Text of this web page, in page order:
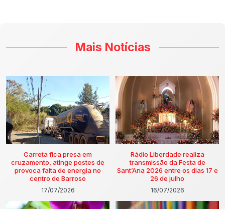
Mais Notícias
Carreta fica presa em
cruzamento, atinge postes de
provoca falta de energia no
centro de Barroso
17/07/2026
Rádio Liberdade realiza
transmissão da Festa de
Sant’Ana 2026 entre os dias 17 e
26 de julho
16/07/2026